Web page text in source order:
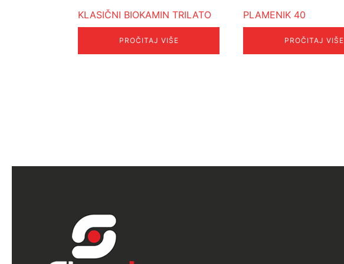
KLASIČNI BIOKAMIN TRILATO
PROČITAJ VIŠE
PLAMENIK 40
PROČITAJ VIŠE